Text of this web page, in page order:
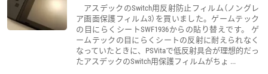
アスデックのSwitch用反射防止フィルム（ノングレ
ア画面保護フィルム3）を買いました。ゲームテック
の目にらくシートSWF1936からの貼り替えです。 ゲ
ームテックの目にらくシートの反射に耐えられなく
なっていたときに、PSVitaで低反射具合が理想的だっ
たアスデックのSwitch用保護フィルムがちょ ...